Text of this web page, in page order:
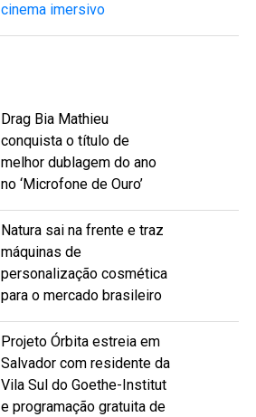
cinema imersivo
Drag Bia Mathieu
conquista o título de
melhor dublagem do ano
no ‘Microfone de Ouro’
Natura sai na frente e traz
máquinas de
personalização cosmética
para o mercado brasileiro
Projeto Órbita estreia em
Salvador com residente da
Vila Sul do Goethe-Institut
e programação gratuita de